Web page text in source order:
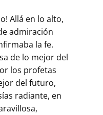
Allá en lo alto,
admiración
la fe.
de lo mejor del
los profetas
del futuro,
radiante, en